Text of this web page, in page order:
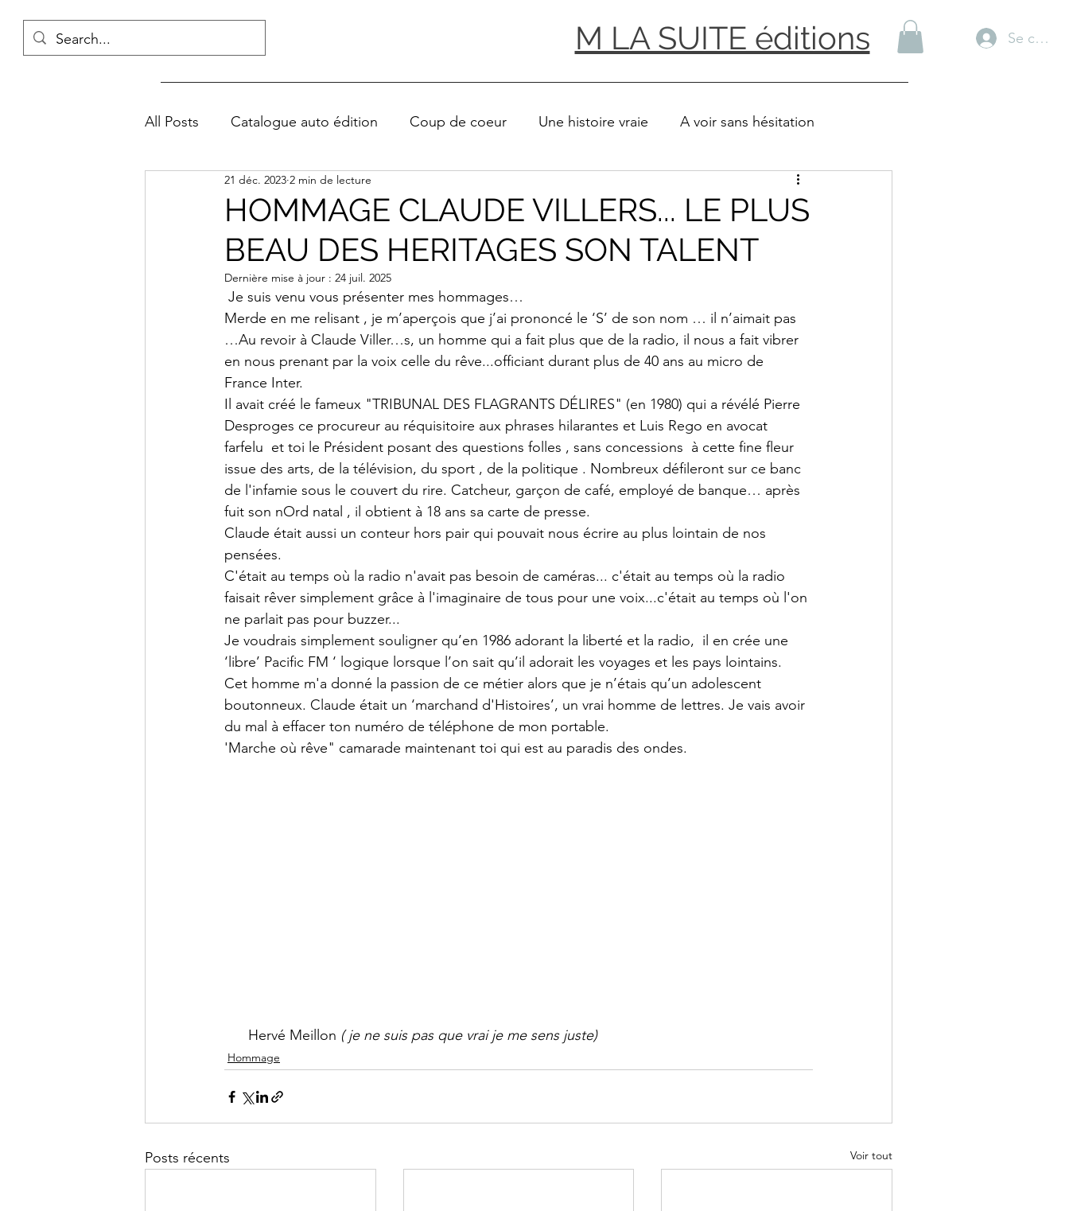
M LA SUITE éditions Se
All Posts Catalogue auto édition Coup de coeur Une histoire vraie A voir sans hésitation
Hommage Festival Avignon 2025 Souvenirs
CREATION TV MEILLON LA SUITE Hervé MEILLON raconte... LIVRE HERVE MEILLON
Coups de cœur POURQUOI ? FESTIVAL D'AVIGNON 2026
HOMMAGE CLAUDE VILLERS... LE PLUS
BEAU DES HERITAGES SON TALENT
21 déc. 2023 2 min de lecture
Dernière mise à jour : 24 juil. 2025
Je suis venu vous présenter mes hommages…
Merde en me relisant , je m’aperçois que j’ai prononcé le ‘S’ de son nom … il n’aimait pas
…Au revoir à Claude Viller…s, un homme qui a fait plus que de la radio, il nous a fait vibrer
en nous prenant par la voix celle du rêve...officiant durant plus de 40 ans au micro de
France Inter.
Il avait créé le fameux "TRIBUNAL DES FLAGRANTS DÉLIRES" (en 1980) qui a révélé Pierre
Desproges ce procureur au réquisitoire aux phrases hilarantes et Luis Rego en avocat
farfelu  et toi le Président posant des questions folles , sans concessions  à cette fine fleur
issue des arts, de la télévision, du sport , de la politique . Nombreux défileront sur ce banc
de l'infamie sous le couvert du rire. Catcheur, garçon de café, employé de banque… après
fuit son nOrd natal , il obtient à 18 ans sa carte de presse.
Claude était aussi un conteur hors pair qui pouvait nous écrire au plus lointain de nos
pensées.
C'était au temps où la radio n'avait pas besoin de caméras... c'était au temps où la radio
faisait rêver simplement grâce à l'imaginaire de tous pour une voix...c'était au temps où l'on
ne parlait pas pour buzzer...
Je voudrais simplement souligner qu’en 1986 adorant la liberté et la radio,  il en crée une
‘libre’ Pacific FM ‘ logique lorsque l’on sait qu’il adorait les voyages et les pays lointains.
Cet homme m'a donné la passion de ce métier alors que je n’étais qu’un adolescent
boutonneux. Claude était un ‘marchand d'Histoires’, un vrai homme de lettres. Je vais avoir
du mal à effacer ton numéro de téléphone de mon portable.
'Marche où rêve" camarade maintenant toi qui est au paradis des ondes.
Hervé Meillon ( je ne suis pas que vrai je me sens juste)
Hommage
Posts récents Voir tout